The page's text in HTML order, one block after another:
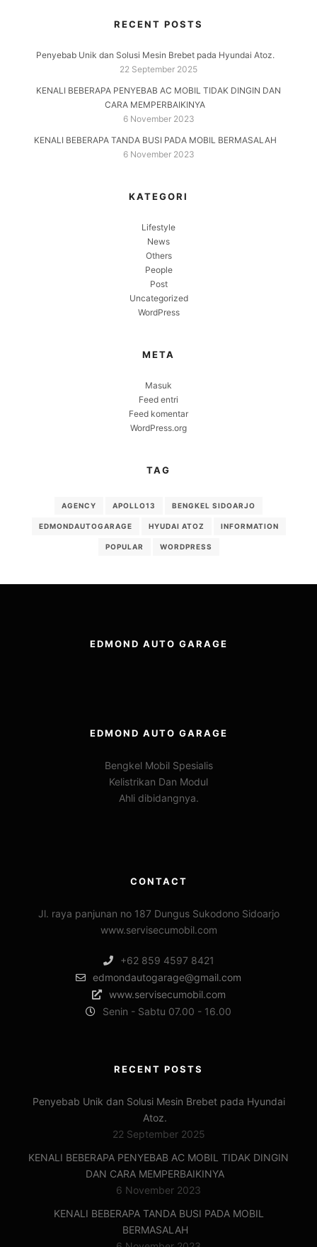
RECENT POSTS
Penyebab Unik dan Solusi Mesin Brebet pada Hyundai Atoz.
22 September 2025
KENALI BEBERAPA PENYEBAB AC MOBIL TIDAK DINGIN DAN
CARA MEMPERBAIKINYA
6 November 2023
KENALI BEBERAPA TANDA BUSI PADA MOBIL BERMASALAH
6 November 2023
KATEGORI
Lifestyle
News
Others
People
Post
Uncategorized
WordPress
META
Masuk
Feed entri
Feed komentar
WordPress.org
TAG
AGENCY APOLLO13 BENGKEL SIDOARJO
EDMONDAUTOGARAGE HYUDAI ATOZ INFORMATION
POPULAR WORDPRESS
EDMOND AUTO GARAGE
EDMOND AUTO GARAGE
Bengkel Mobil Spesialis
Kelistrikan Dan Modul
Ahli dibidangnya.
CONTACT
Jl. raya panjunan no 187 Dungus Sukodono Sidoarjo
www.servisecumobil.com
+62 859 4597 8421
edmondautogarage@gmail.com
www.servisecumobil.com
Senin - Sabtu 07.00 - 16.00
RECENT POSTS
Penyebab Unik dan Solusi Mesin Brebet pada Hyundai
Atoz.
22 September 2025
KENALI BEBERAPA PENYEBAB AC MOBIL TIDAK DINGIN
DAN CARA MEMPERBAIKINYA
6 November 2023
KENALI BEBERAPA TANDA BUSI PADA MOBIL
BERMASALAH